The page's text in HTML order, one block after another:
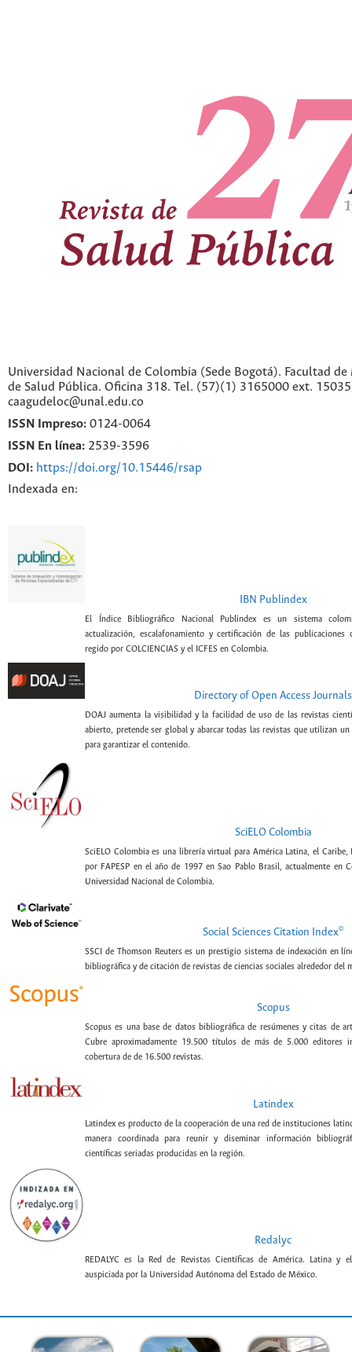
Universidad Nacional de Colombia (Sede Bogotá). Facultad
de Salud Pública. Oficina 318. Tel. (57)(1) 3165000 ext.
caagudeloc@unal.edu.co
ISSN Impreso: 0124-0064
ISSN En línea: 2539-3596
DOI: https://doi.org/10.15446/rsap
Indexada en:
IBN Publindex
El Índice Bibliográfico Nacional Publindex es un sistema
actualización, escalafonamiento y certificación de las publicaciones
regido por COLCIENCIAS y el ICFES en Colombia.
Directory of Open Access Journals
DOAJ aumenta la visibilidad y la facilidad de uso de las revistas
abierto, pretende ser global y abarcar todas las revistas que utilizan
para garantizar el contenido.
SciELO Colombia
SciELO Colombia es una librería virtual para América Latina, el Caribe,
por FAPESP en el año de 1997 en Sao Pablo Brasil, actualmente en
Universidad Nacional de Colombia.
Social Sciences Citation Index©
SSCI de Thomson Reuters es un prestigio sistema de indexación en
bibliográfica y de citación de revistas de ciencias sociales alrededor del
Scopus
Scopus es una base de datos bibliográfica de resúmenes y citas de
Cubre aproximadamente 19.500 títulos de más de 5.000 editores
cobertura de de 16.500 revistas.
Latindex
Latindex es producto de la cooperación de una red de instituciones
manera coordinada para reunir y diseminar información
científicas seriadas producidas en la región.
Redalyc
REDALYC es la Red de Revistas Científicas de América. Latina y
auspiciada por la Universidad Autónoma del Estado de México.